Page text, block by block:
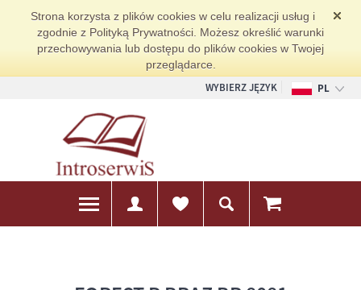
Strona korzysta z plików cookies w celu realizacji usług i
zgodnie z Polityką Prywatności. Możesz określić warunki
przechowywania lub dostępu do plików cookies w Twojej
przeglądarce.
WYBIERZ JĘZYK
PL